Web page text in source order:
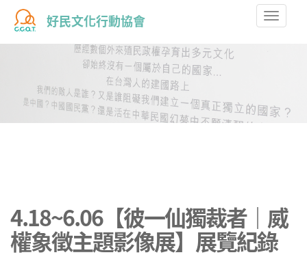
好民文化行動協會
Toggle
4.18~6.06【彼一仙獨裁者｜威
權象徵主題影像展】展覽紀錄